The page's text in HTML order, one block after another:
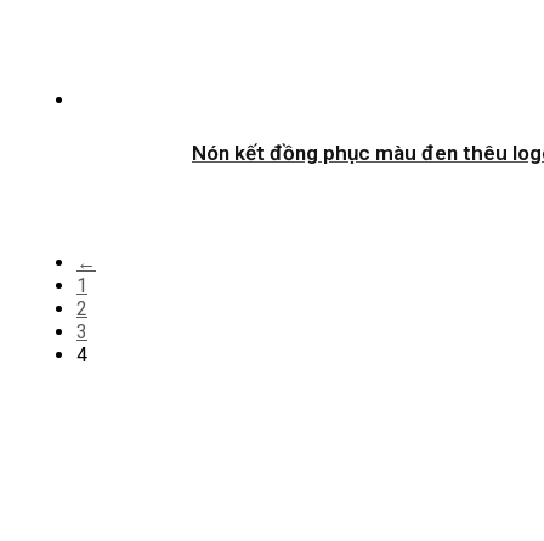
Nón kết đồng phục màu đen thêu
←
1
2
3
4